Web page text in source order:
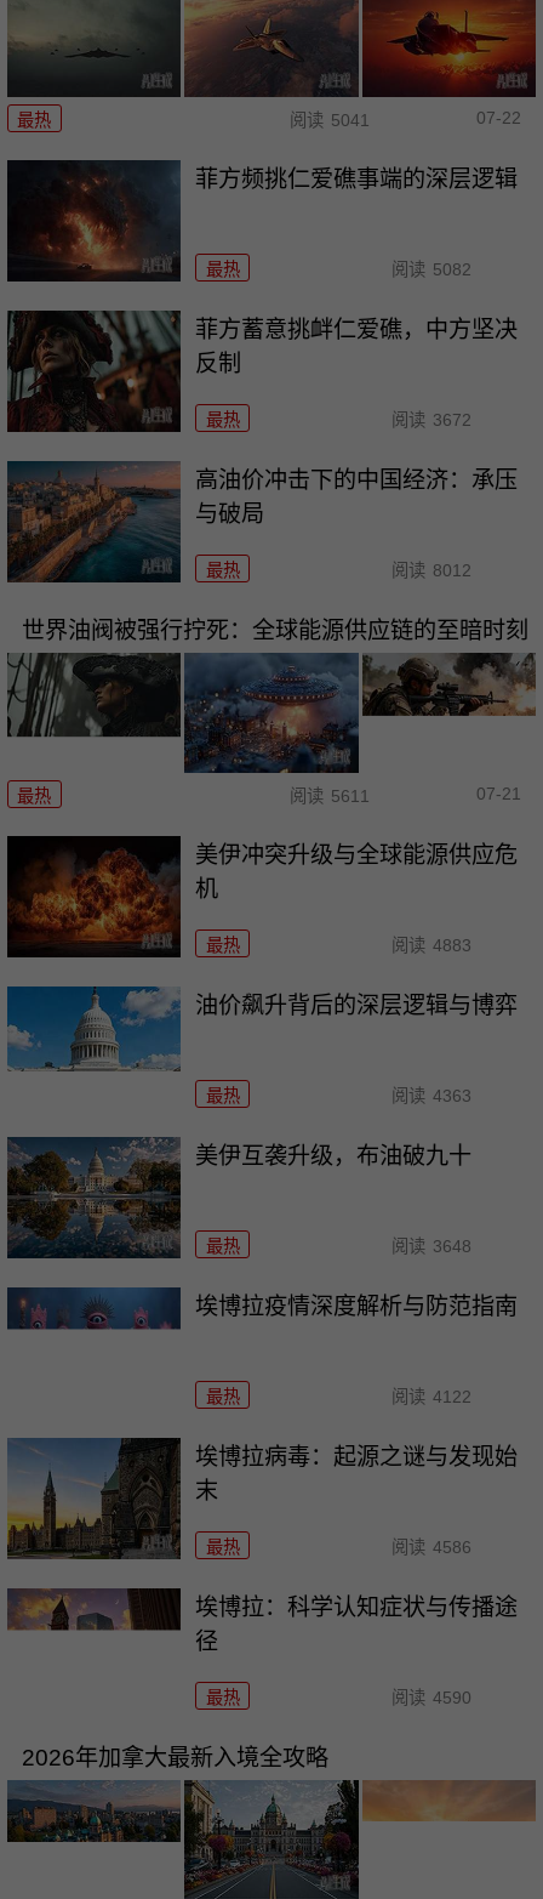
最热 阅读 5041 07-22
菲方频挑仁爱礁事端的深层逻辑
最热 阅读 5082
菲方蓄意挑衅仁爱礁，中方坚决
反制
最热 阅读 3672
高油价冲击下的中国经济：承压
与破局
最热 阅读 8012
世界油阀被强行拧死：全球能源供应链的至暗时刻
最热 阅读 5611 07-21
美伊冲突升级与全球能源供应危
机
最热 阅读 4883
油价飙升背后的深层逻辑与博弈
最热 阅读 4363
美伊互袭升级，布油破九十
最热 阅读 3648
埃博拉疫情深度解析与防范指南
最热 阅读 4122
埃博拉病毒：起源之谜与发现始
末
最热 阅读 4586
埃博拉：科学认知症状与传播途
径
最热 阅读 4590
2026年加拿大最新入境全攻略